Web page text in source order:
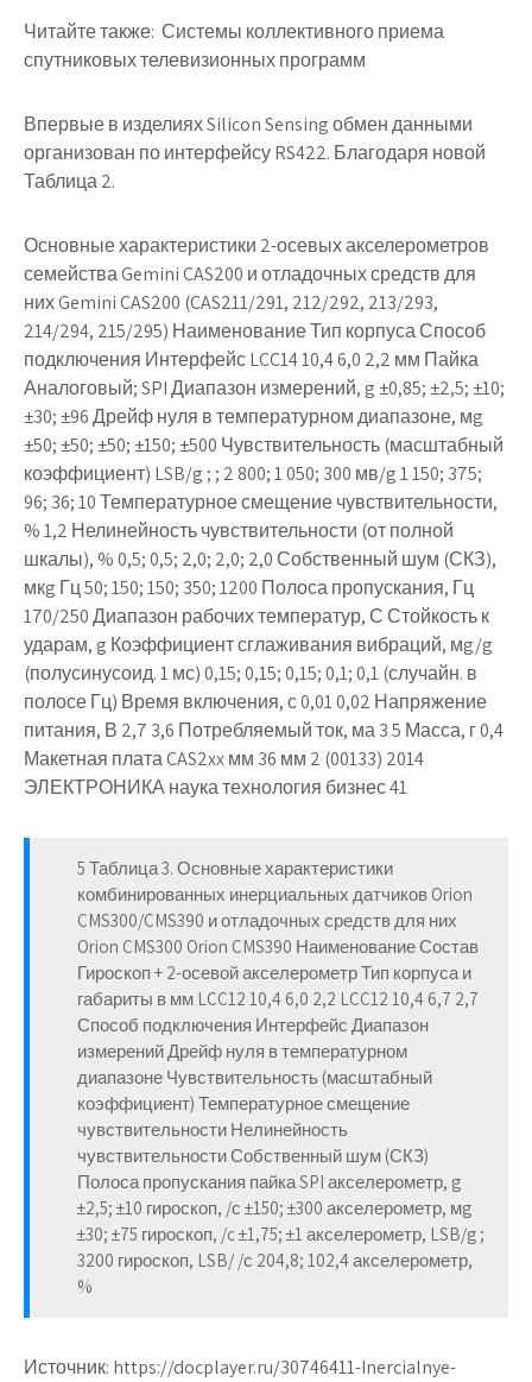
Читайте также: Системы коллективного приема
спутниковых телевизионных программ
Впервые в изделиях Silicon Sensing обмен данными
организован по интерфейсу RS422. Благодаря новой
Таблица 2.
Основные характеристики 2-осевых акселерометров
семейства Gemini CAS200 и отладочных средств для
них Gemini CAS200 (CAS211/291, 212/292, 213/293,
214/294, 215/295) Наименование Тип корпуса Способ
подключения Интерфейс LCC14 10,4 6,0 2,2 мм Пайка
Аналоговый; SPI Диапазон измерений, g ±0,85; ±2,5; ±10;
±30; ±96 Дрейф нуля в температурном диапазоне, мg
±50; ±50; ±50; ±150; ±500 Чувствительность (масштабный
коэффициент) LSB/g ; ; 2 800; 1 050; 300 мв/g 1 150; 375;
96; 36; 10 Температурное смещение чувствительности,
% 1,2 Нелинейность чувствительности (от полной
шкалы), % 0,5; 0,5; 2,0; 2,0; 2,0 Собственный шум (СКЗ),
мкg Гц 50; 150; 150; 350; 1200 Полоса пропускания, Гц
170/250 Диапазон рабочих температур, С Стойкость к
ударам, g Коэффициент сглаживания вибраций, мg/g
(полусинусоид. 1 мс) 0,15; 0,15; 0,15; 0,1; 0,1 (случайн. в
полосе Гц) Время включения, с 0,01 0,02 Напряжение
питания, В 2,7 3,6 Потребляемый ток, ма 3 5 Масса, г 0,4
Макетная плата CAS2xx мм 36 мм 2 (00133) 2014
ЭЛЕКТРОНИКА наука технология бизнес 41
5 Таблица 3. Основные характеристики
комбинированных инерциальных датчиков Orion
CMS300/CMS390 и отладочных средств для них
Orion CMS300 Orion CMS390 Наименование Состав
Гироскоп + 2-осевой акселерометр Тип корпуса и
габариты в мм LCC12 10,4 6,0 2,2 LCC12 10,4 6,7 2,7
Способ подключения Интерфейс Диапазон
измерений Дрейф нуля в температурном
диапазоне Чувствительность (масштабный
коэффициент) Температурное смещение
чувствительности Нелинейность
чувствительности Собственный шум (СКЗ)
Полоса пропускания пайка SPI акселерометр, g
±2,5; ±10 гироскоп, /с ±150; ±300 акселерометр, мg
±30; ±75 гироскоп, /c ±1,75; ±1 акселерометр, LSB/g ;
3200 гироскоп, LSB/ /с 204,8; 102,4 акселерометр,
%
Источник: https://docplayer.ru/30746411-Inercialnye-